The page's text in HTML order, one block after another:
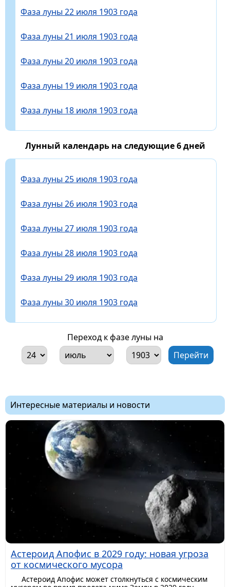
Фаза луны 22 июля 1903 года
Фаза луны 21 июля 1903 года
Фаза луны 20 июля 1903 года
Фаза луны 19 июля 1903 года
Фаза луны 18 июля 1903 года
Лунный календарь на следующие 6 дней
Фаза луны 25 июля 1903 года
Фаза луны 26 июля 1903 года
Фаза луны 27 июля 1903 года
Фаза луны 28 июля 1903 года
Фаза луны 29 июля 1903 года
Фаза луны 30 июля 1903 года
Переход к фазе луны на
Интересные материалы и новости
Астероид Апофис в 2029 году: новая угроза
от космического мусора
Астероид Апофис может столкнуться с космическим